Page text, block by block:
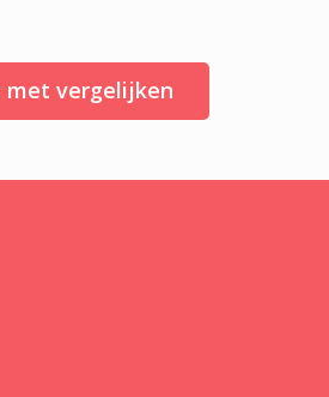
met vergelijken